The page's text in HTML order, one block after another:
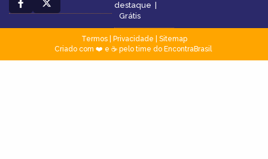
destaque
Grátis
Termos| Privacidade
Sitemap
Criado com ❤️ e ☕ pelo time do EncontraBrasil